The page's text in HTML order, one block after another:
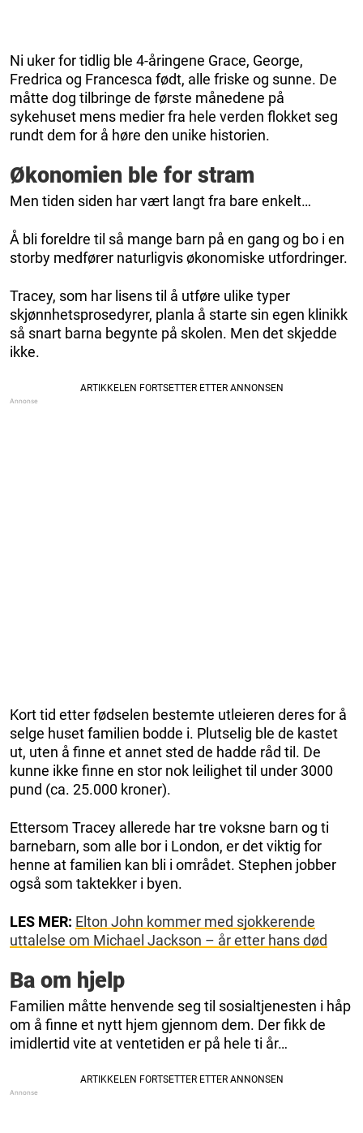
Ni uker for tidlig ble 4-åringene Grace, George,
Fredrica og Francesca født, alle friske og sunne. De
måtte dog tilbringe de første månedene på
sykehuset mens medier fra hele verden flokket seg
rundt dem for å høre den unike historien.
Økonomien ble for stram
Men tiden siden har vært langt fra bare enkelt…
Å bli foreldre til så mange barn på en gang og bo i en
storby medfører naturligvis økonomiske utfordringer.
Tracey, som har lisens til å utføre ulike typer
skjønnhetsprosedyrer, planla å starte sin egen klinikk
så snart barna begynte på skolen. Men det skjedde
ikke.
Kort tid etter fødselen bestemte utleieren deres for å
selge huset familien bodde i. Plutselig ble de kastet
ut, uten å finne et annet sted de hadde råd til. De
kunne ikke finne en stor nok leilighet til under 3000
pund (ca. 25.000 kroner).
Ettersom Tracey allerede har tre voksne barn og ti
barnebarn, som alle bor i London, er det viktig for
henne at familien kan bli i området. Stephen jobber
også som taktekker i byen.
LES MER: Elton John kommer med sjokkerende
uttalelse om Michael Jackson – år etter hans død
Ba om hjelp
Familien måtte henvende seg til sosialtjenesten i håp
om å finne et nytt hjem gjennom dem. Der fikk de
imidlertid vite at ventetiden er på hele ti år…